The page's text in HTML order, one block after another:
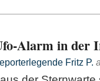
Alarm in der
Fritz P.